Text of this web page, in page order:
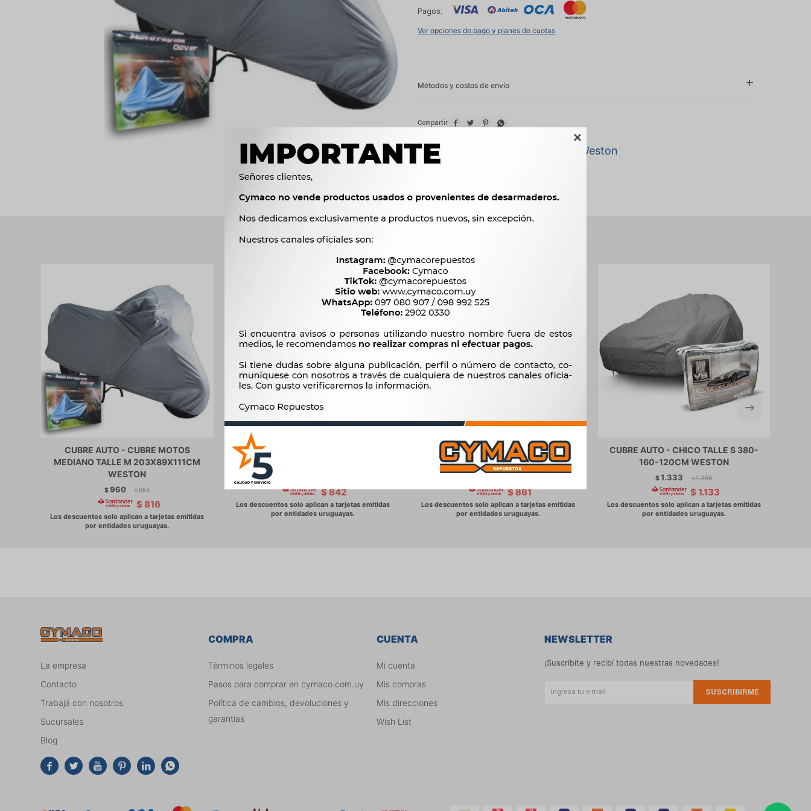

Pagos:
Ver opciones de pago y planes de cuotas
Métodos y costos de envío
   
Ver mas productos de la marca Weston
Productos que te pueden interesar
CUBRE AUTO - CUBRE MOTOS
MEDIANO TALLE M 203X89X111CM
WESTON
$960 $ 984
$ 816
CUBRE AUTO - CUBRE MOTOS TALLE L
GRANDE 229X100X125CM WESTON
$842
CUBRE AUTO - CUBRE MOTOS TALLE
XL 246X105X127cm WESTON
$861
CUBRE AUTO - CHICO TALLE S 380-
160-120CM WESTON
$1.333 $ 1.366
$ 1.133
La empresa
Contacto
Trabajá con nosotros
Sucursales
Blog
     
COMPRA
Términos legales
Pasos para comprar en cymaco.com.uy
Política de cambios, devoluciones y
garantías
CUENTA
Mi cuenta
Mis compras
Mis direcciones
Wish List
NEWSLETTER
¡Suscribite y recibí todas nuestras novedades!
SUSCRIBIRME